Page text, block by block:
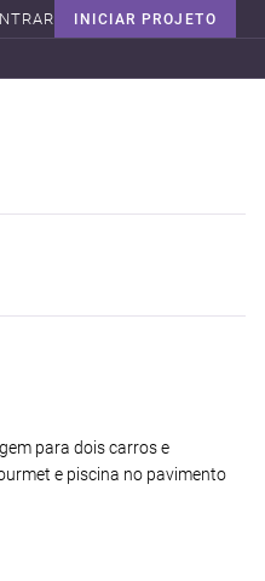
INICIAR PROJETO
para dois carros e
e piscina no pavimento